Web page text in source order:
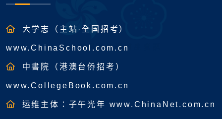
大学志（主站·全国招考）
www.ChinaSchool.com.cn
中書院（港澳台侨招考）
www.CollegeBook.com.cn
运维主体：子午光年 www.ChinaNet.com.cn